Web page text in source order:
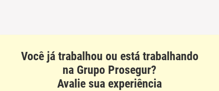
Você já trabalhou ou está trabalhando
na Grupo Prosegur?
Avalie sua experiência